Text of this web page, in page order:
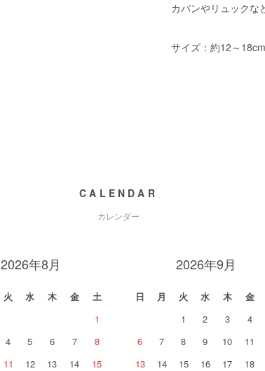
カバンやリュックな
サイズ：約12～18cm
CALENDAR
カレンダー
2026年8月
火 水 木 金
土
1
4 5 6 7
8
11 12 13 14
15
2026年9月
日 月 火 水 木 金
1
2 3 4
6
7 8 9 10 11
13
14 15 16 17 18